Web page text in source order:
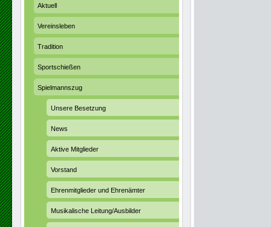
Aktuell
Vereinsleben
Tradition
Sportschießen
Spielmannszug
Unsere Besetzung
News
Aktive Mitglieder
Vorstand
Ehrenmitglieder und Ehrenämter
Musikalische Leitung/Ausbilder